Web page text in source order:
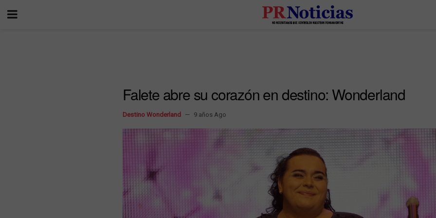
Falete abre su corazón en destino: Wonderland
Destino Wonderland 9 años Ago